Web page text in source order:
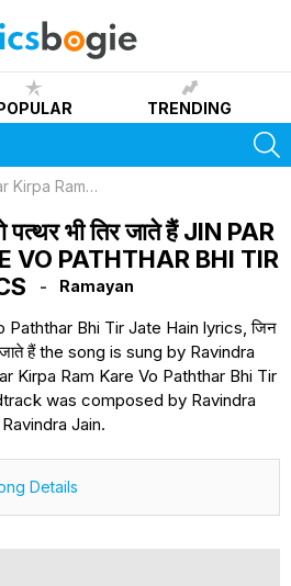
TRENDING
Vo Paththar Bhi Tir Jate Hain Lyrics
पत्थर भी तिर जाते हैं JIN PAR
VO PATHTHAR BHI TIR
Ramayan
Paththar Bhi Tir Jate Hain lyrics, जिन
जाते हैं the song is sung by Ravindra
Kirpa Ram Kare Vo Paththar Bhi Tir
was composed by Ravindra
Jain.
Details